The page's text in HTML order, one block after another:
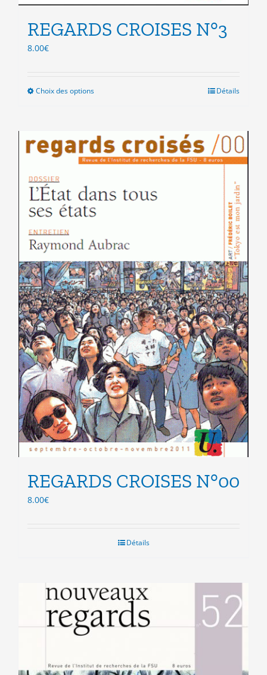
REGARDS CROISES N°3
8.00€
Choix des optionsCe
variations.
Les
être
choisies
page
du
produit
Détails
REGARDS CROISES N°00
8.00€
Détails